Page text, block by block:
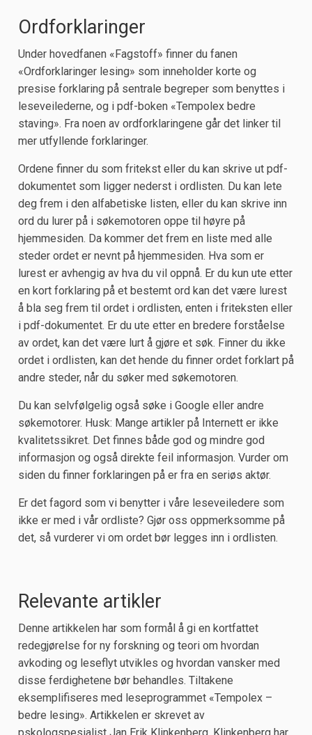
Ordforklaringer
Under hovedfanen «Fagstoff» finner du fanen
«Ordforklaringer lesing» som inneholder korte og
presise forklaring på sentrale begreper som benyttes i
leseveilederne, og i pdf-boken «Tempolex bedre
staving». Fra noen av ordforklaringene går det linker til
mer utfyllende forklaringer.
Ordene finner du som fritekst eller du kan skrive ut pdf-
dokumentet som ligger nederst i ordlisten. Du kan lete
deg frem i den alfabetiske listen, eller du kan skrive inn
ord du lurer på i søkemotoren oppe til høyre på
hjemmesiden. Da kommer det frem en liste med alle
steder ordet er nevnt på hjemmesiden. Hva som er
lurest er avhengig av hva du vil oppnå. Er du kun ute etter
en kort forklaring på et bestemt ord kan det være lurest
å bla seg frem til ordet i ordlisten, enten i friteksten eller
i pdf-dokumentet. Er du ute etter en bredere forståelse
av ordet, kan det være lurt å gjøre et søk. Finner du ikke
ordet i ordlisten, kan det hende du finner ordet forklart på
andre steder, når du søker med søkemotoren.
Du kan selvfølgelig også søke i Google eller andre
søkemotorer. Husk: Mange artikler på Internett er ikke
kvalitetssikret. Det finnes både god og mindre god
informasjon og også direkte feil informasjon. Vurder om
siden du finner forklaringen på er fra en seriøs aktør.
Er det fagord som vi benytter i våre leseveiledere som
ikke er med i vår ordliste? Gjør oss oppmerksomme på
det, så vurderer vi om ordet bør legges inn i ordlisten.
Relevante artikler
Denne artikkelen har som formål å gi en kortfattet
redegjørelse for ny forskning og teori om hvordan
avkoding og leseflyt utvikles og hvordan vansker med
disse ferdighetene bør behandles. Tiltakene
eksemplifiseres med leseprogrammet «Tempolex –
bedre lesing». Artikkelen er skrevet av